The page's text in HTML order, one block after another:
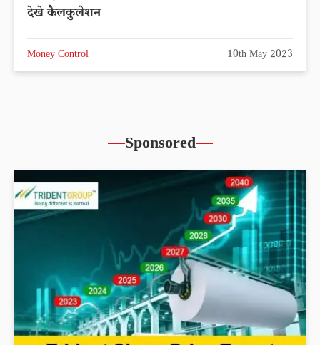
देखे कैलकुलेशन
Money Control 10th May 2023
Sponsored